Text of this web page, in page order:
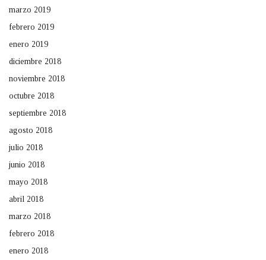
marzo 2019
febrero 2019
enero 2019
diciembre 2018
noviembre 2018
octubre 2018
septiembre 2018
agosto 2018
julio 2018
junio 2018
mayo 2018
abril 2018
marzo 2018
febrero 2018
enero 2018